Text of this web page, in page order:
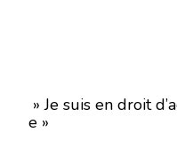
» Je suis en droit
e »